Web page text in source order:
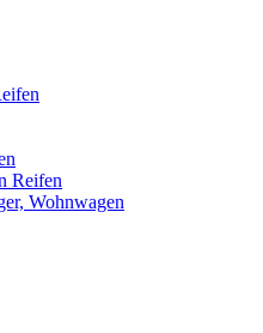
Reifen
Wohnwagen